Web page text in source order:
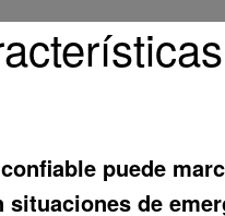
puede
situaciones de